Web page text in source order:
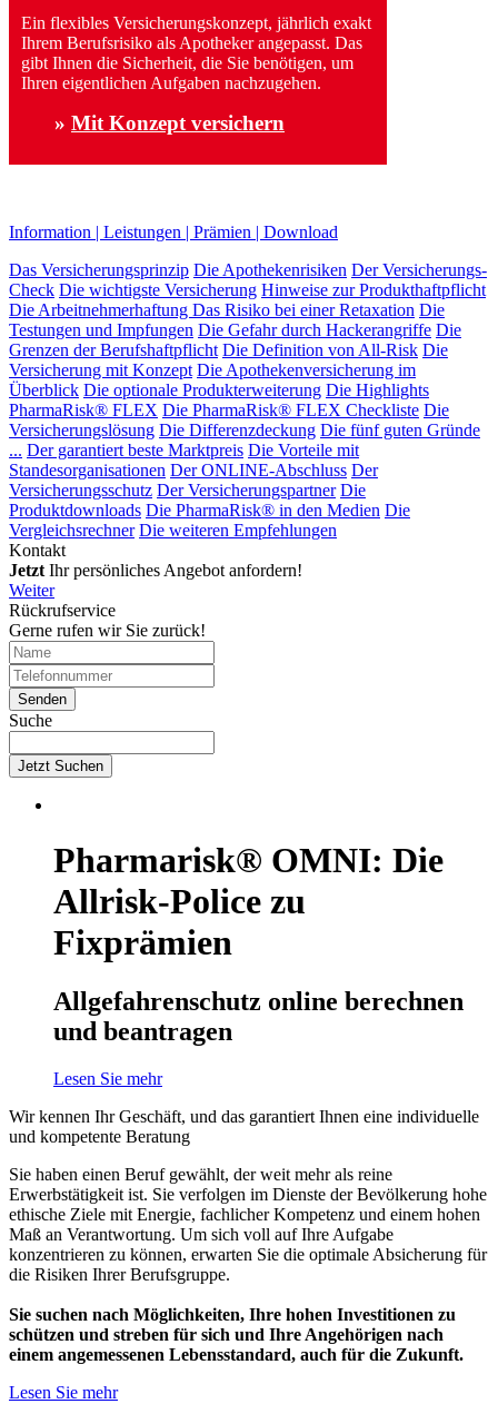
Ein flexibles Versicherungskonzept, jährlich exakt
Ihrem Berufsrisiko als Apotheker angepasst. Das
gibt Ihnen die Sicherheit, die Sie benötigen, um
Ihren eigentlichen Aufgaben nachzugehen.
» Mit Konzept versichern
Information | Leistungen | Prämien | Download
Das Versicherungsprinzip Die Apothekenrisiken Der Versicherungs-
Check Die wichtigste Versicherung Hinweise zur Produkthaftpflicht
Die Arbeitnehmerhaftung Das Risiko bei einer Retaxation Die
Testungen und Impfungen Die Gefahr durch Hackerangriffe Die
Grenzen der Berufshaftpflicht Die Definition von All-Risk Die
Versicherung mit Konzept Die Apothekenversicherung im
Überblick Die optionale Produkterweiterung Die Highlights
PharmaRisk® FLEX Die PharmaRisk® FLEX Checkliste Die
Versicherungslösung Die Differenzdeckung Die fünf guten Gründe
... Der garantiert beste Marktpreis Die Vorteile mit
Standesorganisationen Der ONLINE-Abschluss Der
Versicherungsschutz Der Versicherungspartner Die
Produktdownloads Die PharmaRisk® in den Medien Die
Vergleichsrechner Die weiteren Empfehlungen
Kontakt
JetztIhr persönliches Angebot anfordern!
Weiter
Rückrufservice
Gerne rufen wir Sie zurück!
Suche
Jetzt Suchen
Pharmarisk® OMNI: Die
Allrisk-Police zu
Fixprämien
Allgefahrenschutz online berechnen
und beantragen
Lesen Sie mehr
Wir kennen Ihr Geschäft, und das garantiert Ihnen eine individuelle
und kompetente Beratung
Sie haben einen Beruf gewählt, der weit mehr als reine
Erwerbstätigkeit ist. Sie verfolgen im Dienste der Bevölkerung hohe
ethische Ziele mit Energie, fachlicher Kompetenz und einem hohen
Maß an Verantwortung. Um sich voll auf Ihre Aufgabe
konzentrieren zu können, erwarten Sie die optimale Absicherung für
die Risiken Ihrer Berufsgruppe.
Sie suchen nach Möglichkeiten, Ihre hohen Investitionen zu
schützen und streben für sich und Ihre Angehörigen nach
einem angemessenen Lebensstandard, auch für die Zukunft.
Lesen Sie mehr